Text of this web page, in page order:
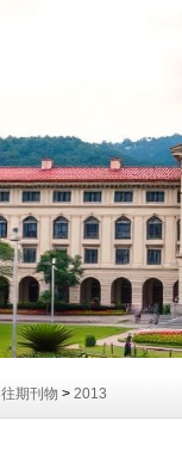
往期刊物 > 2013